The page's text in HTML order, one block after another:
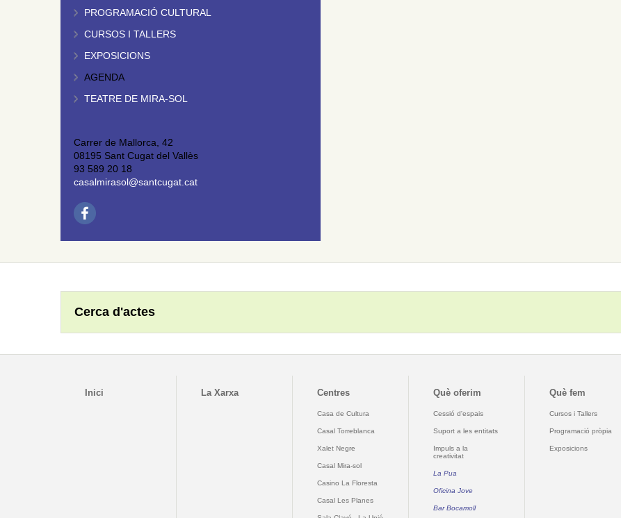
PROGRAMACIÓ CULTURAL
CURSOS I TALLERS
EXPOSICIONS
AGENDA
TEATRE DE MIRA-SOL
Carrer de Mallorca, 42
08195 Sant Cugat del Vallès
93 589 20 18
casalmirasol@santcugat.cat
Cerca d'actes
Inici La Xarxa Centres
Casa de Cultura
Casal Torreblanca
Xalet Negre
Casal Mira-sol
Casino La Floresta
Casal Les Planes
Què oferim
Cessió d'espais
Suport a les entitats
Impuls a la
creativitat
La Pua
Oficina Jove
Bar Bocamoll
Què fem
Cursos i Tallers
Programació pròpia
Exposicions